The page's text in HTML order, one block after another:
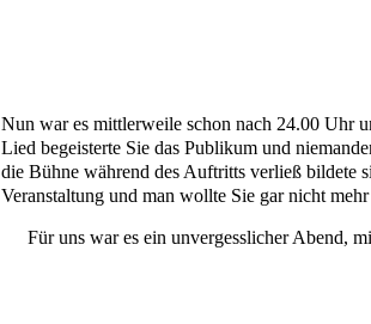
Nun war es mittlerweile schon nach 24.00 Uhr
Lied begeisterte Sie das Publikum und
die Bühne während des Auftritts verließ bildete
Veranstaltung und man wollte Sie gar nicht mehr
Für uns war es ein unvergesslicher Abend,